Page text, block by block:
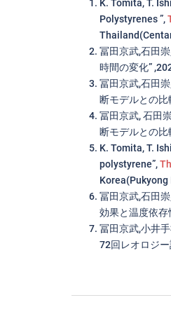
K. Tomita, T.
Polystyrenes ”,
冨田京武,石田
時間の変化”
冨田京武,石田
断モデルとの
冨田京武, 石田
断モデルとの
K. Tomita, T.
polystyrene”,
冨田京武,石田
効果と温度依
冨田京武,小井
72回レオロジ